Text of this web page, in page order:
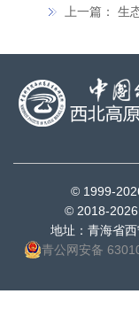
上一篇： 生
© 1999-
© 2018-
地址：青海省
青公网安备